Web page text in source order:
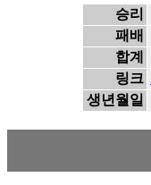
승리
패배
합계
링크
생년월일